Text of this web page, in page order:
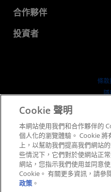
招聘
聯絡我們
媒體庫
開發者中心
案例研究
合作夥伴
AMD 合作夥伴中心
投資者
條款
隱
公平
英國
Cookie 聲明
本網站使用我們和合作夥伴的
個人化的瀏覽體驗。 Cookie
上，以幫助我們提高我們網站
些情況下，它們對於使網站正
網站，您指示我們使用並同意
Cookie。 有關更多資訊，請參
政策 。